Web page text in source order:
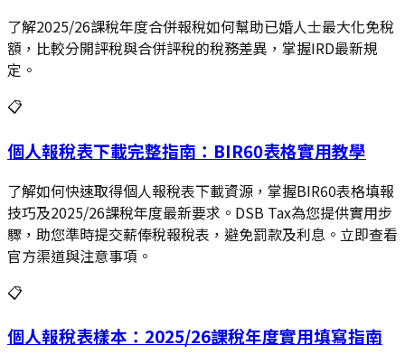
了解2025/26課稅年度合併報稅如何幫助已婚人士最大化免稅
額，比較分開評稅與合併評稅的稅務差異，掌握IRD最新規
定。
📋
個人報稅表下載完整指南：BIR60表格實用教學
了解如何快速取得個人報稅表下載資源，掌握BIR60表格填報
技巧及2025/26課稅年度最新要求。DSB Tax為您提供實用步
驟，助您準時提交薪俸稅報稅表，避免罰款及利息。立即查看
官方渠道與注意事項。
📋
個人報稅表樣本：2025/26課稅年度實用填寫指南